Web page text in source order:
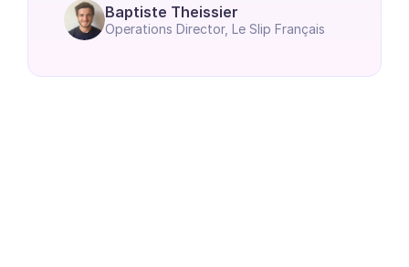
Baptiste Theissier
Operations Director, Le Slip Français